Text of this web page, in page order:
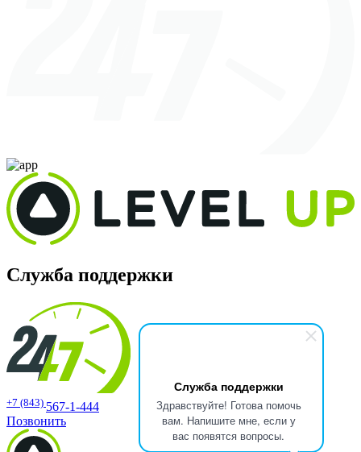
Служба поддержки
Здравствуйте! Готова помочь
вам. Напишите мне, если у
вас появятся вопросы.
Служба поддержки
+7 (843) 567-1-444
Позвонить